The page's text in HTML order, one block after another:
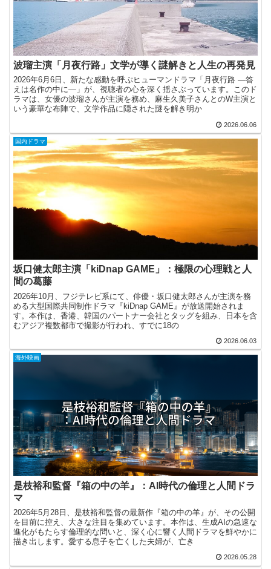
波瑠主演「月夜行路」文学が導く謎解きと人生の再発見
2026年6月6日、新たな感動を呼ぶヒューマンドラマ「月夜行路 ―答
えは名作の中に―」が、視聴者の心を深く揺さぶっています。このド
ラマは、女優の波瑠さんが主演を務め、麻生久美子さんとのW主演と
いう豪華な布陣で、文学作品に隠された謎を解き明か
2026.06.06
国内ドラマ
坂口健太郎主演「kiDnap GAME」：極限の心理戦と人
間の葛藤
2026年10月、フジテレビ系にて、俳優・坂口健太郎さんが主演を務
める大型国際共同制作ドラマ『kiDnap GAME』が放送開始されま
す。本作は、香港、韓国のパートナー会社とタッグを組み、日本を含
むアジア複数都市で撮影が行われ、すでに18の
2026.06.03
海外映画
是枝裕和監督『箱の中の羊』：AI時代の倫理と人間ドラ
マ
2026年5月28日、是枝裕和監督の最新作『箱の中の羊』が、その公開
を目前に控え、大きな注目を集めています。本作は、生成AIの急速な
進化がもたらす倫理的な問いと、深く心に響く人間ドラマを鮮やかに
描き出します。愛する息子を亡くした夫婦が、亡き
2026.05.28